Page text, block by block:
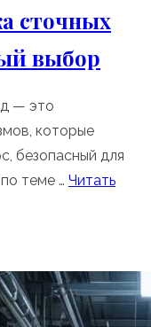
сточных
выбор
— это
которые
безопасный для
теме … Читать